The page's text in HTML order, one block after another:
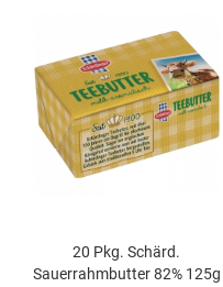
Zucker / Süßstoffe
20 Pkg. Schärd.
Sauerrahmbutter 82% 125g